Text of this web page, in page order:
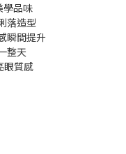
學品味
落造型
瞬間提升
整天
眼質感